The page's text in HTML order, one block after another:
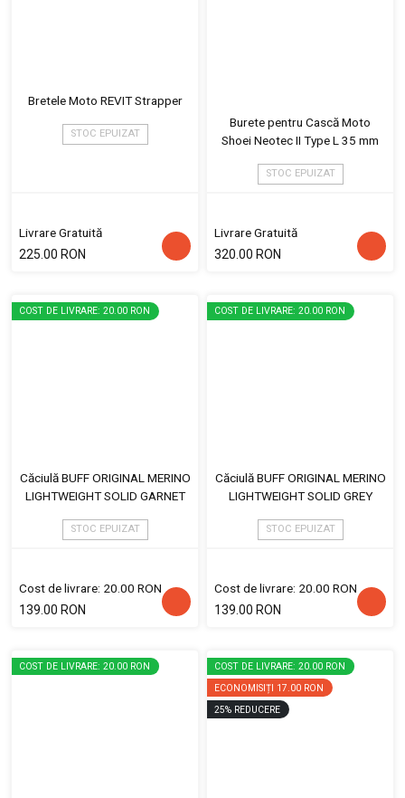
Bretele Moto REVIT Strapper
STOC EPUIZAT
Livrare Gratuită
225.00 RON
Burete pentru Cască Moto
Shoei Neotec II Type L 35 mm
STOC EPUIZAT
Livrare Gratuită
320.00 RON
COST DE LIVRARE: 20.00 RON
Căciulă BUFF ORIGINAL MERINO
LIGHTWEIGHT SOLID GARNET
STOC EPUIZAT
Cost de livrare: 20.00 RON
139.00 RON
COST DE LIVRARE: 20.00 RON
Căciulă BUFF ORIGINAL MERINO
LIGHTWEIGHT SOLID GREY
STOC EPUIZAT
Cost de livrare: 20.00 RON
139.00 RON
COST DE LIVRARE: 20.00 RON
COST DE LIVRARE: 20.00 RON
ECONOMISIȚI 17.00 RON
25% REDUCERE